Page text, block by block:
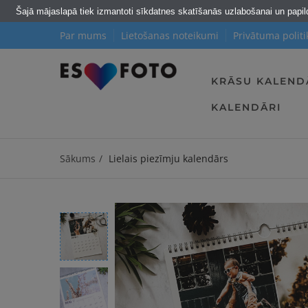
Par mums Lietošanas noteikumi Privātuma
KRĀSU
KALENDĀRI
Sākums Lielais piezīmju kalendārs
Šajā mājaslapā tiek izmantoti sīkdatnes skatīšanās uzlabošanai un